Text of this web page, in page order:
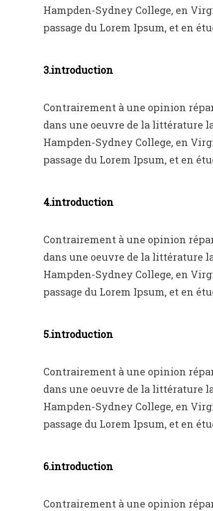
Hampden-Sydney College, en
passage du Lorem Ipsum, et en
3.introduction
Contrairement à une opinion
dans une oeuvre de la littérature
Hampden-Sydney College, en
passage du Lorem Ipsum, et en
4.introduction
Contrairement à une opinion
dans une oeuvre de la littérature
Hampden-Sydney College, en
passage du Lorem Ipsum, et en
5.introduction
Contrairement à une opinion
dans une oeuvre de la littérature
Hampden-Sydney College, en
passage du Lorem Ipsum, et en
6.introduction
Contrairement à une opinion